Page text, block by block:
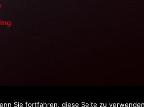
Sie fortfahren, diese Seite zu